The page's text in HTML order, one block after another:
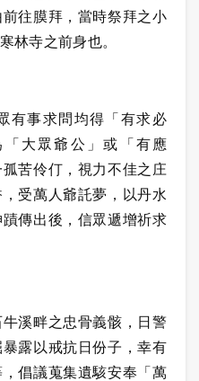
往膜拜，當時祭拜之小
林寺之前身也。
有事求問均得「有求必
大眾爺公」或「有應
苦伶仃，視力不佳之庄
受萬人爺託夢，以丹水
傳出後，信眾遞增祈求
溪畔之忠骨義骸，日警
露以戒抗日份子，幸有
倡議蒐集遺駭安奉「萬